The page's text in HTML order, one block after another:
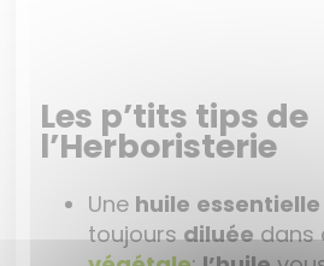
Les p’tits tips de
l’Herboristerie
Une huile essentielle
toujoursdiluéedans